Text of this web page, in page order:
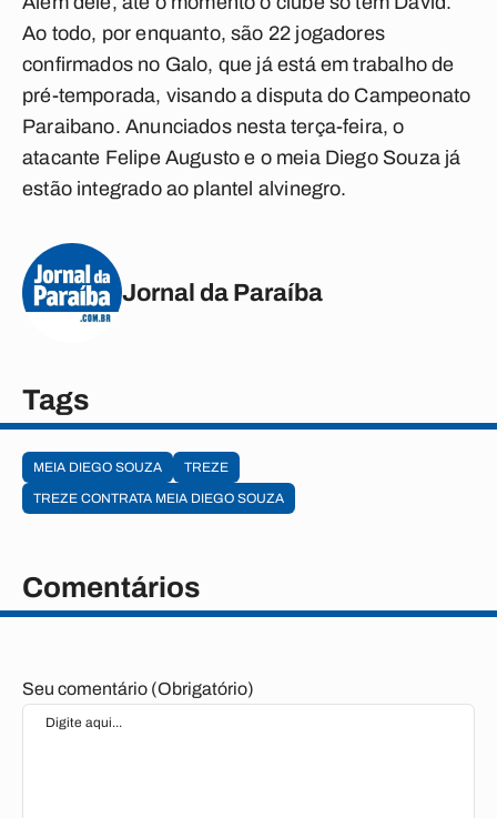
Ao todo, por enquanto, são 22 jogadores
confirmados no Galo, que já está em trabalho de
pré-temporada, visando a disputa do Campeonato
Paraibano. Anunciados nesta terça-feira, o
atacante Felipe Augusto e o meia Diego Souza já
estão integrado ao plantel alvinegro.
Jornal da Paraíba
Tags
MEIA DIEGO SOUZA
TREZE
TREZE CONTRATA MEIA DIEGO SOUZA
Comentários
Seu comentário (Obrigatório)